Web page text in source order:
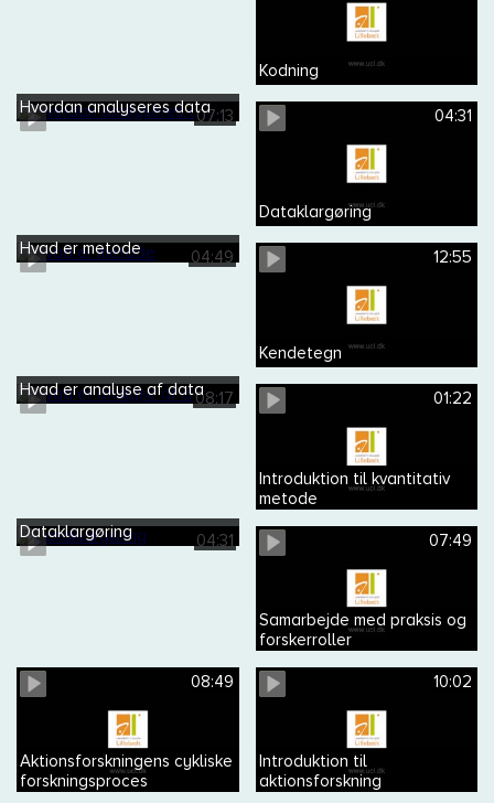
Kodning
07:13
Hvordan analyseres data 04:31
Dataklargøring
04:49
Hvad er metode 12:55
Kendetegn
08:17
Hvad er analyse af data 01:22
Introduktion til kvantitativ
metode
04:31
Dataklargøring 07:49
Samarbejde med praksis og
forskerroller
08:49
Aktionsforskningens cykliske
forskningsproces
10:02
Introduktion til
aktionsforskning